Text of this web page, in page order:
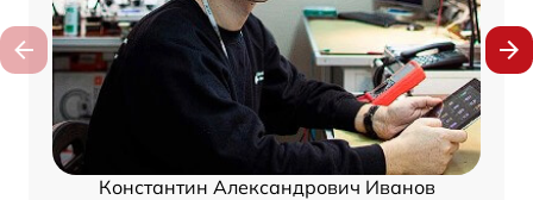
Константин Александрович Иванов